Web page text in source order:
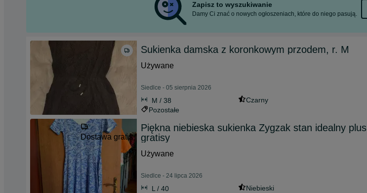
Zapisz to wyszukiwanie
Damy Ci znać o nowych ogłoszeniach, które do niego pasują.
Sukienka damska z koronkowym przodem, r. M
Używane
Siedlce - 05 sierpnia 2026
M / 38
Czarny
Pozostałe
Dostawa gratis
Piękna niebieska sukienka Zygzak stan idealny plus
gratisy
Używane
Siedlce - 24 lipca 2026
L / 40
Niebieski